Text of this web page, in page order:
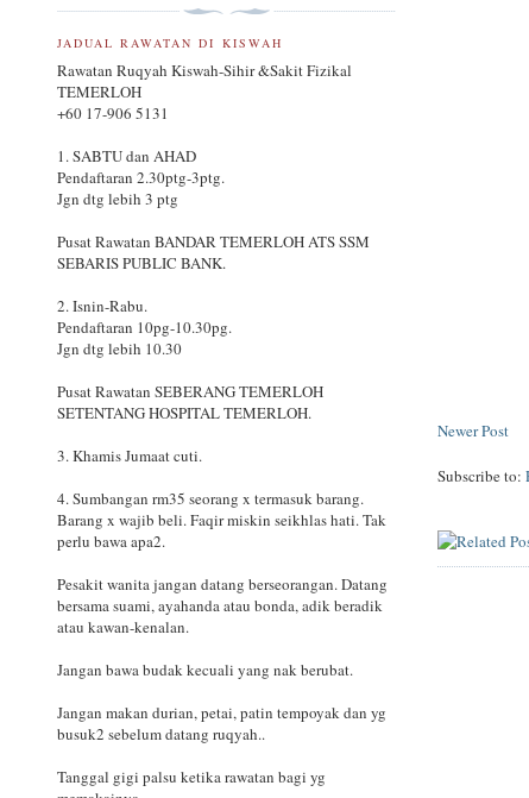
Newer Post
Subscribe to:
JADUAL RAWATAN DI KISWAH
Rawatan Ruqyah Kiswah-Sihir &Sakit Fizikal
TEMERLOH
+60 17-906 5131
1. SABTU dan AHAD
Pendaftaran 2.30ptg-3ptg.
Jgn dtg lebih 3 ptg
Pusat Rawatan BANDAR TEMERLOH ATS SSM
SEBARIS PUBLIC BANK.
2. Isnin-Rabu.
Pendaftaran 10pg-10.30pg.
Jgn dtg lebih 10.30
Pusat Rawatan SEBERANG TEMERLOH
SETENTANG HOSPITAL TEMERLOH.
3. Khamis Jumaat cuti.
4. Sumbangan rm35 seorang x termasuk barang.
Barang x wajib beli. Faqir miskin seikhlas hati. Tak
perlu bawa apa2.
Pesakit wanita jangan datang berseorangan. Datang
bersama suami, ayahanda atau bonda, adik beradik
atau kawan-kenalan.
Jangan bawa budak kecuali yang nak berubat.
Jangan makan durian, petai, patin tempoyak dan yg
busuk2 sebelum datang ruqyah..
Tanggal gigi palsu ketika rawatan bagi yg